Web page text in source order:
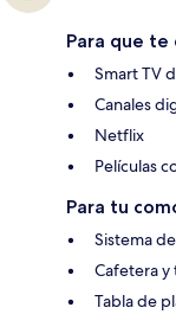
Para que
Smart TV
Canales
Netflix
Películas
Para tu
Sistema
Cafetera y
Tabla de